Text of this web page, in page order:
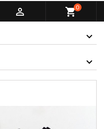
 shopping_cart0